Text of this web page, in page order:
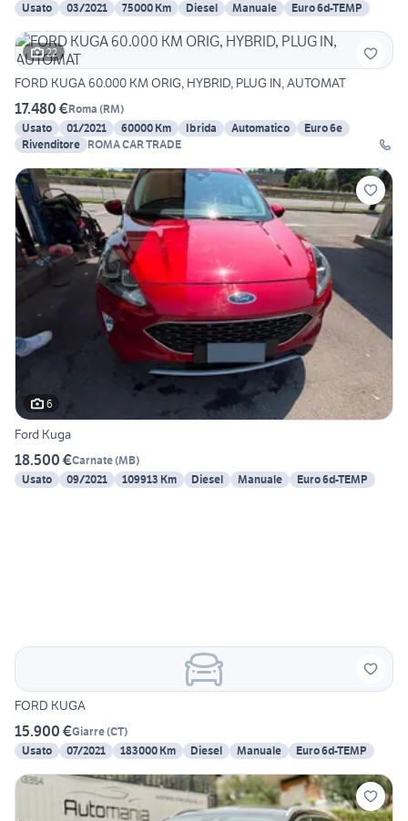
Usato
03/2021 75000 Km Diesel Manuale Euro 6d-TEMP
22
FORD KUGA 60.000 KM ORIG, HYBRID, PLUG IN, AUTOMAT
17.480 €Roma (RM)
Usato
01/2021 60000 Km Ibrida Automatico
Euro 6e
Rivenditore ROMA CAR TRADE
6
Ford Kuga
18.500 €Carnate(MB)
Usato
09/2021 109913 Km Diesel Manuale Euro 6d-TEMP
FORD KUGA
15.900 €Giarre(CT)
Usato
07/2021 183000 Km Diesel Manuale Euro 6d-TEMP